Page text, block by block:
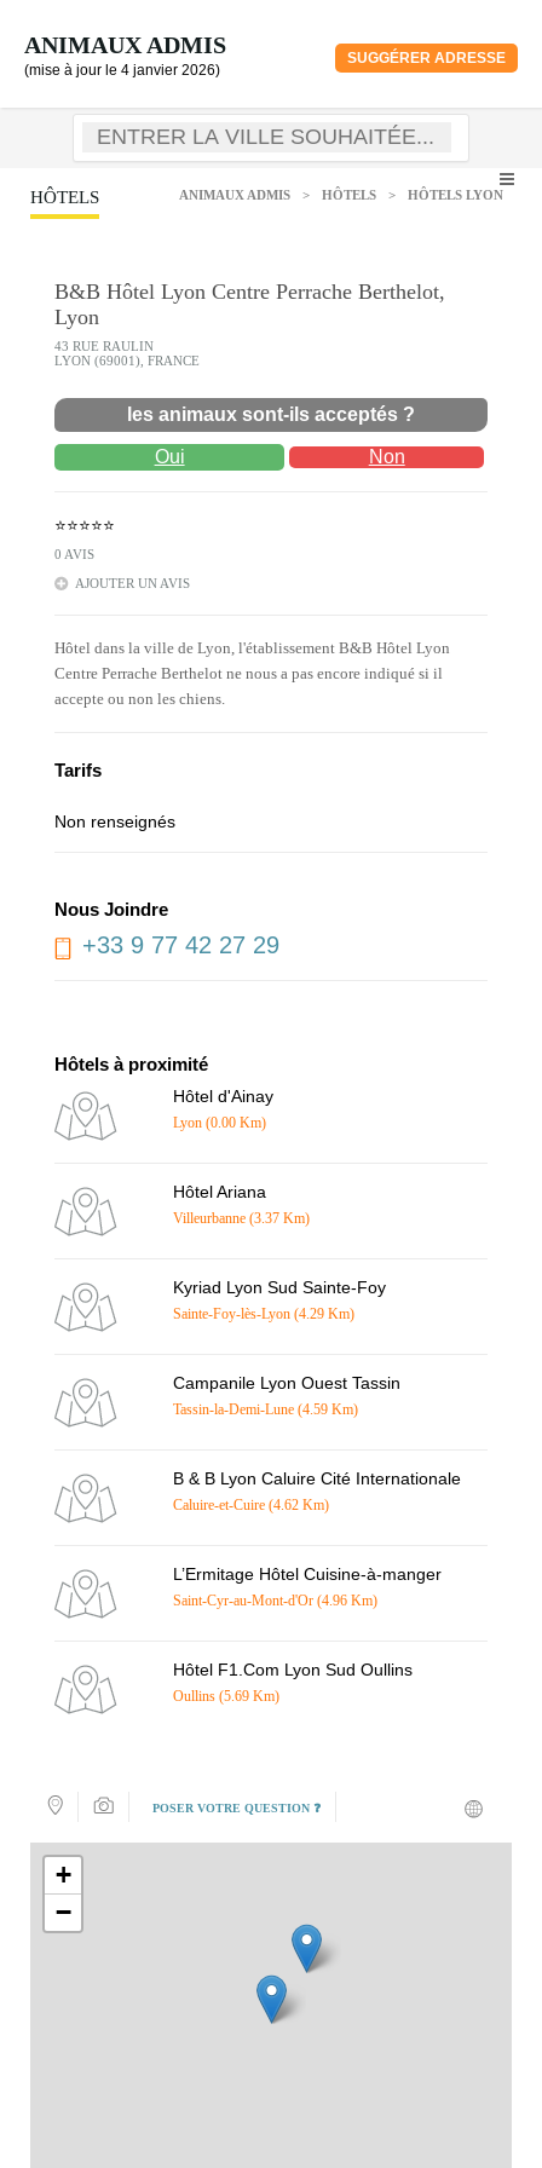
ANIMAUX ADMIS
(mise à jour le 4 janvier 2026)
SUGGÉRER ADRESSE
HÔTELS ANIMAUX ADMIS > HÔTELS > HÔTELS LYON
B&B Hôtel Lyon Centre Perrache Berthelot,
Lyon
43 RUE RAULIN
LYON (69001), FRANCE
les animaux sont-ils acceptés ?
Oui Non
⭐⭐⭐⭐⭐
0 AVIS
AJOUTER UN AVIS
Hôtel dans la ville de Lyon, l'établissement B&B Hôtel Lyon
Centre Perrache Berthelot ne nous a pas encore indiqué si il
accepte ou non les chiens.
Tarifs
Non renseignés
Nous Joindre
+33 9 77 42 27 29
Hôtels à proximité
Hôtel d'Ainay
Lyon (0.00 Km)
Hôtel Ariana
Villeurbanne (3.37 Km)
Kyriad Lyon Sud Sainte-Foy
Sainte-Foy-lès-Lyon (4.29 Km)
Campanile Lyon Ouest Tassin
Tassin-la-Demi-Lune (4.59 Km)
B & B Lyon Caluire Cité Internationale
Caluire-et-Cuire (4.62 Km)
L’Ermitage Hôtel Cuisine-à-manger
Saint-Cyr-au-Mont-d'Or (4.96 Km)
Hôtel F1.Com Lyon Sud Oullins
Oullins (5.69 Km)
POSER VOTRE QUESTION ❓
+
−